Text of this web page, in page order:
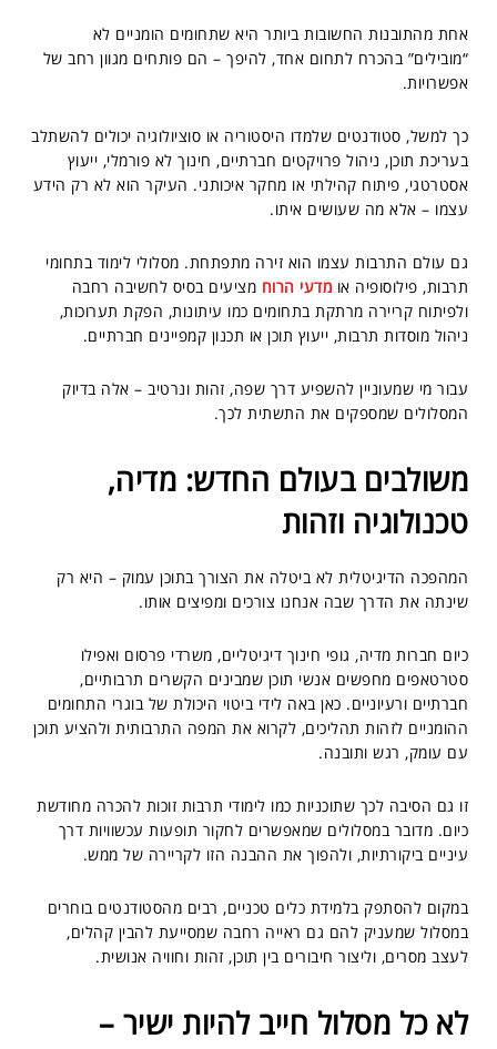
אחת מהתובנות החשובות ביותר היא שתחומים הומניים לא
“מובילים” בהכרח לתחום אחד, להיפך – הם פותחים מגוון רחב של
אפשרויות.
כך למשל, סטודנטים שלמדו היסטוריה או סוציולוגיה יכולים להשתלב
בעריכת תוכן, ניהול פרויקטים חברתיים, חינוך לא פורמלי, ייעוץ
אסטרטגי, פיתוח קהילתי או מחקר איכותני. העיקר הוא לא רק הידע
עצמו – אלא מה שעושים איתו.
גם עולם התרבות עצמו הוא זירה מתפתחת. מסלולי לימוד בתחומי
תרבות, פילוסופיה או מדעי הרוח מציעים בסיס לחשיבה רחבה
ולפיתוח קריירה מרתקת בתחומים כמו עיתונות, הפקת תערוכות,
ניהול מוסדות תרבות, ייעוץ תוכן או תכנון קמפיינים חברתיים.
עבור מי שמעוניין להשפיע דרך שפה, זהות ונרטיב – אלה בדיוק
המסלולים שמספקים את התשתית לכך.
משולבים בעולם החדש: מדיה,
טכנולוגיה וזהות
המהפכה הדיגיטלית לא ביטלה את הצורך בתוכן עמוק – היא רק
שינתה את הדרך שבה אנחנו צורכים ומפיצים אותו.
כיום חברות מדיה, גופי חינוך דיגיטליים, משרדי פרסום ואפילו
סטרטאפים מחפשים אנשי תוכן שמבינים הקשרים תרבותיים,
חברתיים ורעיוניים. כאן באה לידי ביטוי היכולת של בוגרי התחומים
ההומניים לזהות תהליכים, לקרוא את המפה התרבותית ולהציע תוכן
עם עומק, רגש ותובנה.
זו גם הסיבה לכך שתוכניות כמו לימודי תרבות זוכות להכרה מחודשת
כיום. מדובר במסלולים שמאפשרים לחקור תופעות עכשוויות דרך
עיניים ביקורתיות, ולהפוך את ההבנה הזו לקריירה של ממש.
במקום להסתפק בלמידת כלים טכניים, רבים מהסטודנטים בוחרים
במסלול שמעניק להם גם ראייה רחבה שמסייעת להבין קהלים,
לעצב מסרים, וליצור חיבורים בין תוכן, זהות וחוויה אנושית.
לא כל מסלול חייב להיות ישיר –